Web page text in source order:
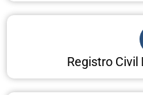
Registro Civil